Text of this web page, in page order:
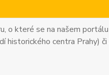
o které se na našem
historického centra